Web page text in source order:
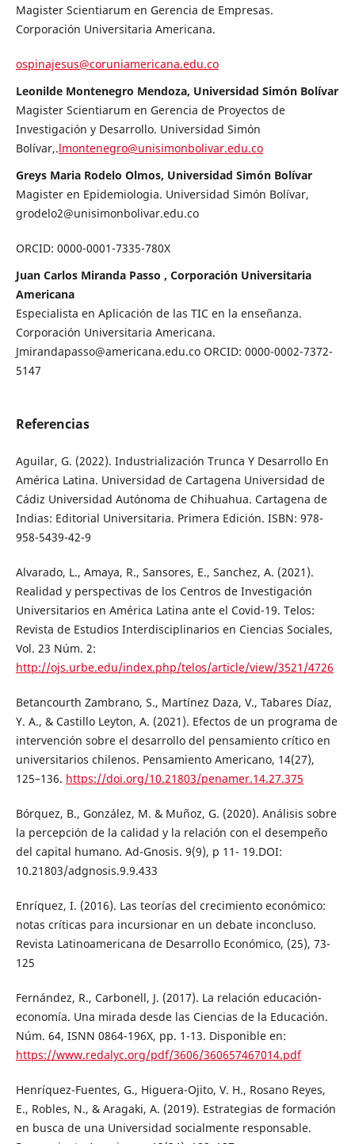
Magister Scientiarum en Gerencia de Empresas.
Corporación Universitaria Americana.
ospinajesus@coruniamericana.edu.co
Leonilde Montenegro Mendoza, Universidad Simón Bolívar
Magister Scientiarum en Gerencia de Proyectos de
Investigación y Desarrollo. Universidad Simón
Bolívar,.lmontenegro@unisimonbolivar.edu.co
Greys Maria Rodelo Olmos, Universidad Simón Bolívar
Magister en Epidemiologia. Universidad Simón Bolívar,
grodelo2@unisimonbolivar.edu.co
ORCID: 0000-0001-7335-780X
Juan Carlos Miranda Passo , Corporación Universitaria
Americana
Especialista en Aplicación de las TIC en la enseñanza.
Corporación Universitaria Americana.
Jmirandapasso@americana.edu.co ORCID: 0000-0002-7372-
5147
Referencias
Aguilar, G. (2022). Industrialización Trunca Y Desarrollo En
América Latina. Universidad de Cartagena Universidad de
Cádiz Universidad Autónoma de Chihuahua. Cartagena de
Indias: Editorial Universitaria. Primera Edición. ISBN: 978-
958-5439-42-9
Alvarado, L., Amaya, R., Sansores, E., Sanchez, A. (2021).
Realidad y perspectivas de los Centros de Investigación
Universitarios en América Latina ante el Covid-19. Telos:
Revista de Estudios Interdisciplinarios en Ciencias Sociales,
Vol. 23 Núm. 2:
http://ojs.urbe.edu/index.php/telos/article/view/3521/4726
Betancourth Zambrano, S., Martínez Daza, V., Tabares Díaz,
Y. A., & Castillo Leyton, A. (2021). Efectos de un programa de
intervención sobre el desarrollo del pensamiento crítico en
universitarios chilenos. Pensamiento Americano, 14(27),
125–136. https://doi.org/10.21803/penamer.14.27.375
Bórquez, B., González, M. & Muñoz, G. (2020). Análisis sobre
la percepción de la calidad y la relación con el desempeño
del capital humano. Ad-Gnosis. 9(9), p 11- 19.DOI:
10.21803/adgnosis.9.9.433
Enríquez, I. (2016). Las teorías del crecimiento económico:
notas críticas para incursionar en un debate inconcluso.
Revista Latinoamericana de Desarrollo Económico, (25), 73-
125
Fernández, R., Carbonell, J. (2017). La relación educación-
economía. Una mirada desde las Ciencias de la Educación.
Núm. 64, ISNN 0864-196X, pp. 1-13. Disponible en:
https://www.redalyc.org/pdf/3606/360657467014.pdf
Henríquez-Fuentes, G., Higuera-Ojito, V. H., Rosano Reyes,
E., Robles, N., & Aragaki, A. (2019). Estrategias de formación
en busca de una Universidad socialmente responsable.